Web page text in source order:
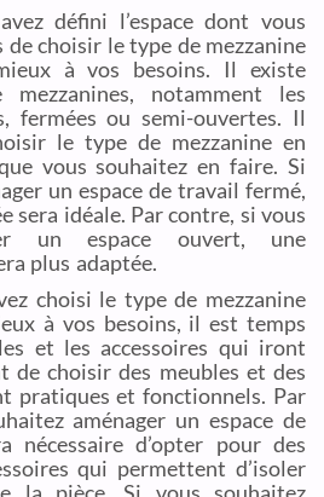
défini l’espace dont vous
choisir le type de mezzanine
à vos besoins. Il existe
notamment les
fermées ou semi-ouvertes. Il
le type de mezzanine en
vous souhaitez en faire. Si
un espace de travail fermé,
sera idéale. Par contre, si vous
un espace ouvert, une
plus adaptée.
choisi le type de mezzanine
à vos besoins, il est temps
et les accessoires qui iront
de choisir des meubles et des
pratiques et fonctionnels. Par
aménager un espace de
nécessaire d’opter pour des
qui permettent d’isoler